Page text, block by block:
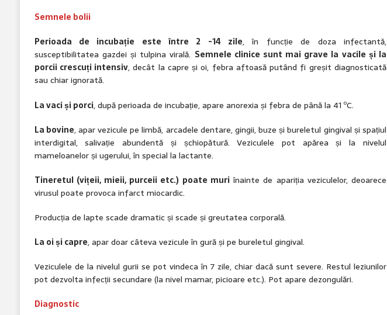
Semnele bolii
Perioada de incubație este între 2 -14 zile, în funcție de doza infectantă,
susceptibilitatea gazdei și tulpina virală. Semnele clinice sunt mai grave la vacile și la
porcii crescuți intensiv, decât la capre și oi, febra aftoasă putând fi greșit diagnosticată
sau chiar ignorată.
La vaci și porci, după perioada de incubație, apare anorexia și febra de până la 41 oC.
La bovine, apar vezicule pe limbă, arcadele dentare, gingii, buze și bureletul gingival și spațiul
interdigital, salivație abundentă și șchiopătură. Veziculele pot apărea și la nivelul
mameloanelor și ugerului, în special la lactante.
Tineretul (vițeii, mieii, purceii etc.) poate muriînainte de apariția veziculelor, deoarece
virusul poate provoca infarct miocardic.
Producția de lapte scade dramatic și scade și greutatea corporală.
La oi și capre, apar doar câteva vezicule în gură și pe bureletul gingival.
Veziculele de la nivelul gurii se pot vindeca în 7 zile, chiar dacă sunt severe. Restul leziunilor
pot dezvolta infecții secundare (la nivel mamar, picioare etc.). Pot apare dezongulări.
Diagnostic